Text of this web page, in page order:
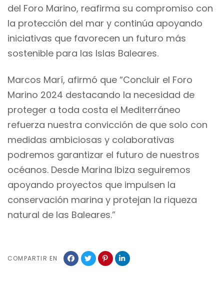
del Foro Marino, reafirma su compromiso con
la protección del mar y continúa apoyando
iniciativas que favorecen un futuro más
sostenible para las Islas Baleares.
Marcos Marí, afirmó que “Concluir el Foro
Marino 2024 destacando la necesidad de
proteger a toda costa el Mediterráneo
refuerza nuestra convicción de que solo con
medidas ambiciosas y colaborativas
podremos garantizar el futuro de nuestros
océanos. Desde Marina Ibiza seguiremos
apoyando proyectos que impulsen la
conservación marina y protejan la riqueza
natural de las Baleares.”
COMPARTIR EN